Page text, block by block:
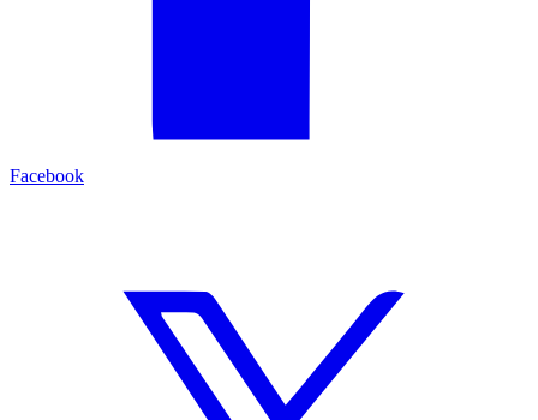
Facebook